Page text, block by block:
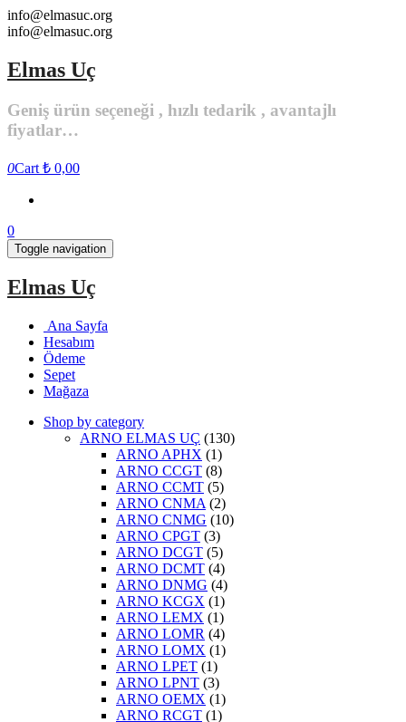
Skip
to
content
info@elmasuc.org
info@elmasuc.org
Elmas Uç
Geniş ürün seçeneği , hızlı tedarik , avantajlı
fiyatlar…
0Cart ₺ 0,00
0
Toggle navigation
Elmas Uç
Ana Sayfa
Hesabım
Ödeme
Sepet
Mağaza
Shop by category
ARNO ELMAS UÇ (130)
ARNO APHX (1)
ARNO CCGT (8)
ARNO CCMT (5)
ARNO CNMA (2)
ARNO CNMG (10)
ARNO CPGT (3)
ARNO DCGT (5)
ARNO DCMT (4)
ARNO DNMG (4)
ARNO KCGX (1)
ARNO LEMX (1)
ARNO LOMR (4)
ARNO LOMX (1)
ARNO LPET (1)
ARNO LPNT (3)
ARNO OEMX (1)
ARNO RCGT (1)